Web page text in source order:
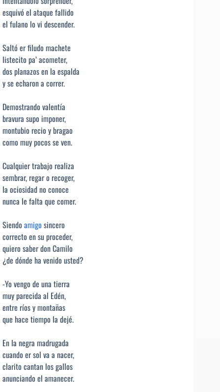
esquivó el ataque fallido
el fulano lo vi descender.
Saltó er filudo machete
listecito pa’ acometer,
dos planazos en la espalda
y se echaron a correr.
Demostrando valentía
bravura supo imponer,
montubio recio y bragao
como muy pocos se ven.
Cualquier trabajo realiza
sembrar, regar o recoger,
la ociosidad no conoce
nunca le falta que comer.
Siendo amigo sincero
correcto en su proceder,
quiero saber don Camilo
¿de dónde ha venido usted?
-Yo vengo de una tierra
muy parecida al Edén,
entre ríos y montañas
que hace tiempo la dejé.
En la negra madrugada
cuando er sol va a nacer,
clarito cantan los gallos
anunciando el amanecer.